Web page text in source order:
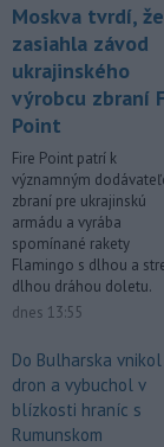
Moskva tvrdí, že
zasiahla závod
ukrajinského
výrobcu zbraní
Point
Fire Point patrí k
významným
zbraní pre ukrajinskú
armádu a vyrába
spomínané rakety
Flamingo s dlhou a
dlhou dráhou doletu.
dnes 13:55
Do Bulharska vnikol
dron a vybuchol v
blízkosti hraníc s
Rumunskom